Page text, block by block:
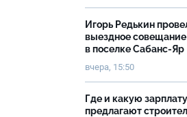
Игорь Редькин
выездное совещание
в поселке Сабанс-Яр
вчера, 15:50
Где и какую зарплату
предлагают